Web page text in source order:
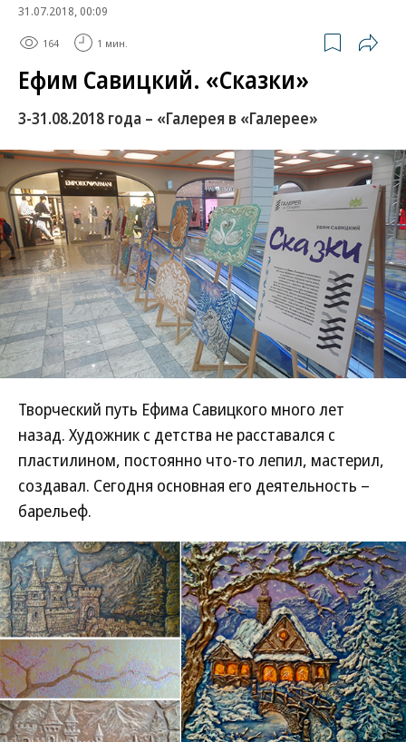
31.07.2018, 00:09
164 1 мин.
Ефим Савицкий. «Сказки»
3-31.08.2018 года – «Галерея в «Галерее»
Творческий путь Ефима Савицкого много лет
назад. Художник с детства не расставался с
пластилином, постоянно что-то лепил, мастерил,
создавал. Сегодня основная его деятельность –
барельеф.